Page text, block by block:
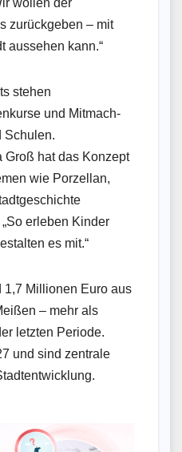
wollen der
zurückgeben – mit
aussehen kann.“
stehen
und Mitmach-
Schulen.
hat das Konzept
wie Porzellan,
erleben Kinder
es mit.“
1,7 Millionen Euro aus
– mehr als
letzten Periode.
und sind zentrale